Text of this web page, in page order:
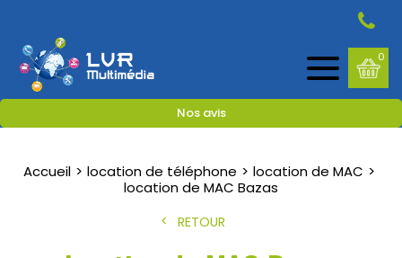
Nos avis
0
Accueil location de téléphone
location de MAC
location de MAC Bazas
RETOUR